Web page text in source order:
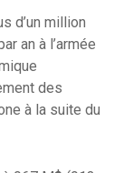
d’un million
an à l’armée
des
à la suite du